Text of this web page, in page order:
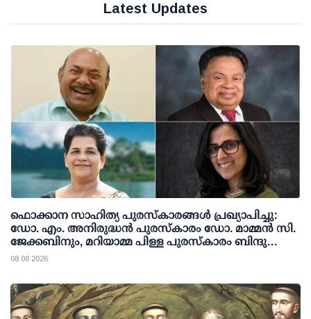
Latest Updates
ഫൊക്കാന സാഹിത്യ പുരസ്‌കാരങ്ങള്‍ പ്രഖ്യാപിച്ചു:
ഡോ. എം. അനിരുദ്ധന്‍ പുരസ്‌കാരം ഡോ. മാമ്മന്‍ സി.
ജേക്കബിനും, മറിയാമ്മ പിള്ള പുരസ്‌കാരം ബിന്ദു
കാനയ്ക്കും
08 08 2026